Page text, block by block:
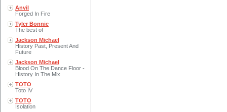
Anvil
Forged In Fire
Tyler Bonnie
The best of
Jackson Michael
History Past, Present And
Future
Jackson Michael
Blood On The Dance Floor -
History In The Mix
TOTO
Toto IV
TOTO
Isolation